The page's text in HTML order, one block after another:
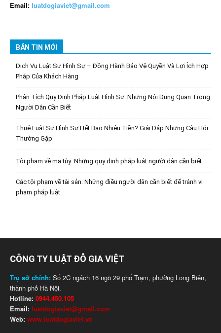
Email: luatdogiaviet@gmail.com
BẢN TIN MỚI
Dịch Vụ Luật Sư Hình Sự – Đồng Hành Bảo Vệ Quyền Và Lợi Ích Hợp
Pháp Của Khách Hàng
Phân Tích Quy Định Pháp Luật Hình Sự: Những Nội Dung Quan Trọng
Người Dân Cần Biết
Thuê Luật Sư Hình Sự Hết Bao Nhiêu Tiền? Giải Đáp Những Câu Hỏi
Thường Gặp
Tội phạm về ma túy: Những quy định pháp luật người dân cần biết
Các tội phạm về tài sản: Những điều người dân cần biết để tránh vi
phạm pháp luật
CÔNG TY LUẬT ĐỖ GIA VIỆT
Trụ sở chính: Số 2C ngách 16 ngõ 29 phố Trạm, phường Long Biên,
thành phố Hà Nội.
Hotline: 0944.450.105
Email: luatdogiaviet@gmail.com
Web: www.luatdogiaviet.vn